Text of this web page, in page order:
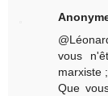
vous
marxiste
Que